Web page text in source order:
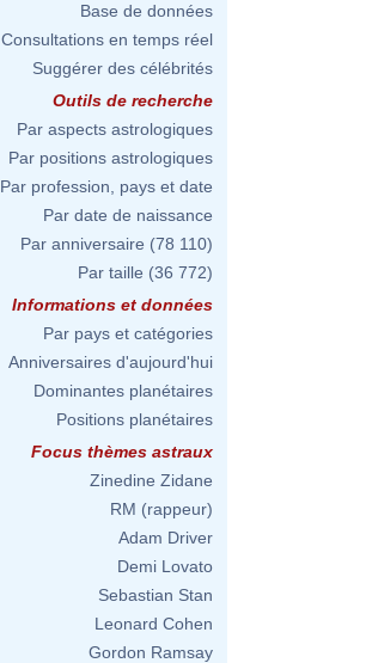
Base de données
Consultations en temps réel
Suggérer des célébrités
Outils de recherche
Par aspects astrologiques
Par positions astrologiques
Par profession, pays et date
Par date de naissance
Par anniversaire (78 110)
Par taille (36 772)
Informations et données
Par pays et catégories
Anniversaires d'aujourd'hui
Dominantes planétaires
Positions planétaires
Focus thèmes astraux
Zinedine Zidane
RM (rappeur)
Adam Driver
Demi Lovato
Sebastian Stan
Leonard Cohen
Gordon Ramsay